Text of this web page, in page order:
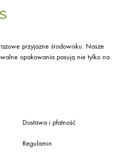
przyjazne środowisku. Nasze
opakowania pasują nie tylko na
Dostawa i płatność
Regulamin